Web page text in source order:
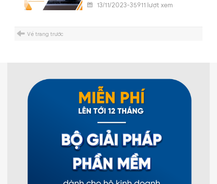
13/11/2023-35911 lượt xem
Về trang trước